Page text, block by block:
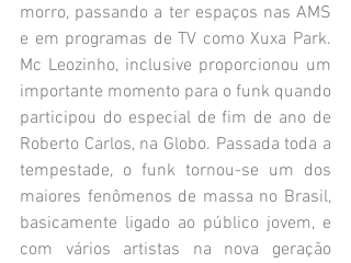
morro, passando a ter espaços nas AMS
e em programas de TV como Xuxa Park.
Mc Leozinho, inclusive proporcionou um
importante momento para o funk quando
participou do especial de fim de ano de
Roberto Carlos, na Globo. Passada toda a
tempestade, o funk tornou-se um dos
maiores fenômenos de massa no Brasil,
basicamente ligado ao público jovem, e
com vários artistas na nova geração